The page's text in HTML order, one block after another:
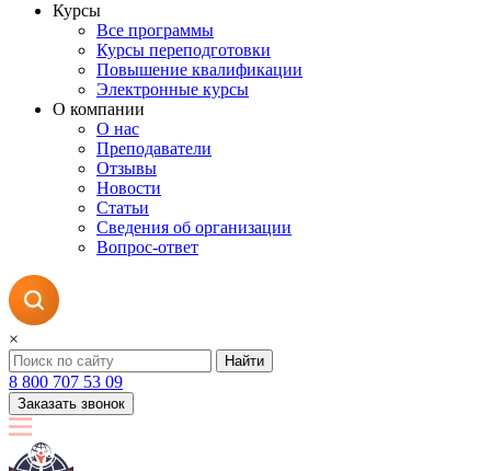
Курсы
Все программы
Курсы переподготовки
Повышение квалификации
Электронные курсы
О компании
О нас
Преподаватели
Отзывы
Новости
Статьи
Сведения об организации
Вопрос-ответ
×
Найти
8 800 707 53 09
Заказать звонок